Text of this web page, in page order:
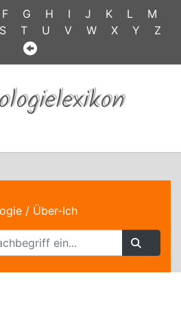
F G H I J K L
M
S T U V W X Y Z
/ Über-Ich